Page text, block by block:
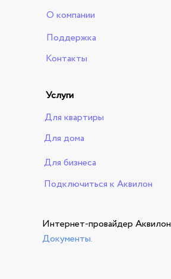
Услуги
Для квартиры
Для дома
Для бизнеса
Подключиться к Аквилон
О компании
Поддержка
Интернет-провайдер Аквилон
Документы.
Контакты